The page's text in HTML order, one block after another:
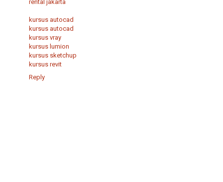
rental jakarta
kursus autocad
kursus autocad
kursus vray
kursus lumion
kursus sketchup
kursus revit
Reply